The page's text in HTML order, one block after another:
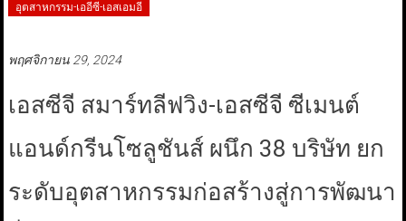
อุตสาหกรรม-เออีซี-เอสเอมอี
พฤศจิกายน 29, 2024
เอสซีจี สมาร์ทลีฟวิง-เอสซีจี ซีเมนต์
แอนด์กรีนโซลูชันส์ ผนึก 38 บริษัท ยก
ระดับอุตสาหกรรมก่อสร้างสู่การพัฒนา